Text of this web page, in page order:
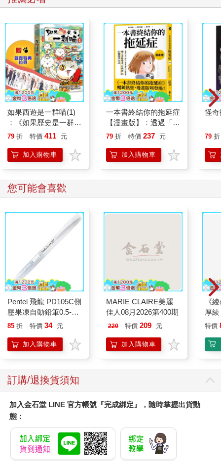
如果西遊是一群喵(1)
：《如果歷史是一群
喵》作者最新力作，附
79 折 特價 411 元
加入購物車
一本書終結你的拖延症
【漫畫版】：透過「小
行動」打開大腦的行動
「行動派」的37個科
學方法
79 折 特價 237 元
加入購物車
怪
79 折
您可能會喜歡
Pentel 飛龍 PD105C側
壓果凍自動鉛筆0.5-白
桿
85 折 特價 34 元
加入購物車
MARIE CLAIRE美麗
佳人08月2026第400期
220 特價 209 元
加入購物車
《
厚綾
特價
訂購/退換貨須知
加入金石堂 LINE 官方帳號『完成綁定』，隨時掌握出貨動
態：